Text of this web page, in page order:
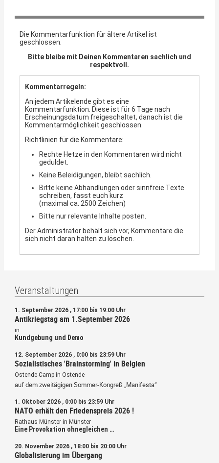
Die Kommentarfunktion für ältere Artikel ist
geschlossen.
Bitte bleibe mit Deinen Kommentaren sachlich und
respektvoll.
Kommentarregeln:
An jedem Artikelende gibt es eine
Kommentarfunktion. Diese ist für 6 Tage nach
Erscheinungsdatum freigeschaltet, danach ist die
Kommentarmöglichkeit geschlossen.
Richtlinien für die Kommentare:
Rechte Hetze in den Kommentaren wird nicht
geduldet.
Keine Beleidigungen, bleibt sachlich.
Bitte keine Abhandlungen oder sinnfreie Texte
schreiben, fasst euch kurz
(maximal ca. 2500 Zeichen)
Bitte nur relevante Inhalte posten.
Der Administrator behält sich vor, Kommentare die
sich nicht daran halten zu löschen.
Veranstaltungen
1. September 2026 , 17:00 bis 19:00 Uhr
Antikriegstag am 1.September 2026
in
Kundgebung und Demo
12. September 2026 , 0:00 bis 23:59 Uhr
Sozialistisches 'Brainstorming' in Belgien
Ostende-Camp in Ostende
auf dem zweitägigen Sommer-Kongreß „Manifesta“
1. Oktober 2026 , 0:00 bis 23:59 Uhr
NATO erhält den Friedenspreis 2026 !
Rathaus Münster in Münster
Eine Provokation ohnegleichen …
20. November 2026 , 18:00 bis 20:00 Uhr
Globalisierung im Übergang